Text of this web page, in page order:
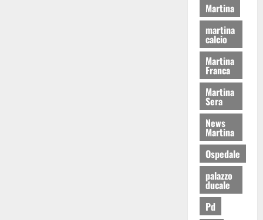
Martina
martina
calcio
Martina
Franca
Martina
Sera
News
Martina
Ospedale
palazzo
ducale
Pd